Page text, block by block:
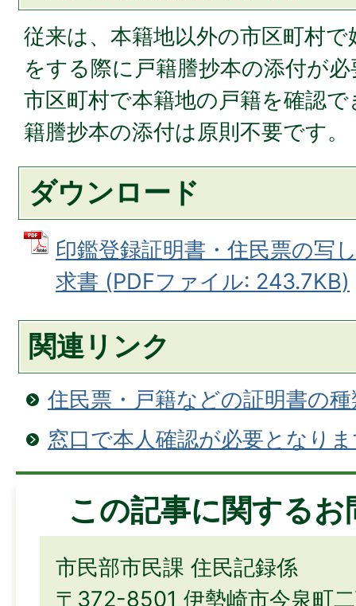
従来は、本籍地以外の市区町村
をする際に戸籍謄抄本の添付が
市区町村で本籍地の戸籍を確認
籍謄抄本の添付は原則不要です。
ダウンロード
印鑑登録証明書・住民票の写
求書 (PDFファイル: 243.7KB)
関連リンク
住民票・戸籍などの証明書の
窓口で本人確認が必要となり
この記事に関する
市民部市民課 住民記録係
〒372-8501 伊勢崎市今泉町